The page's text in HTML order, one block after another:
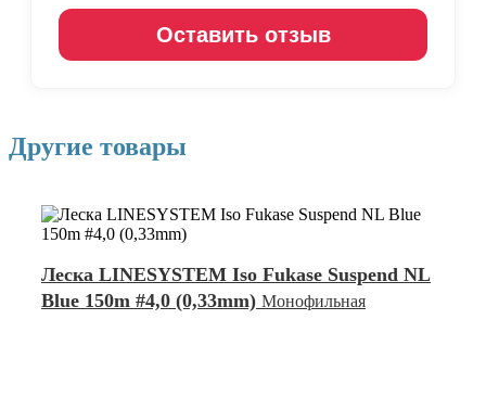
Оставить отзыв
Другие товары
Леска LINESYSTEM Iso Fukase Suspend NL
Blue 150m #4,0 (0,33mm) Монофильная